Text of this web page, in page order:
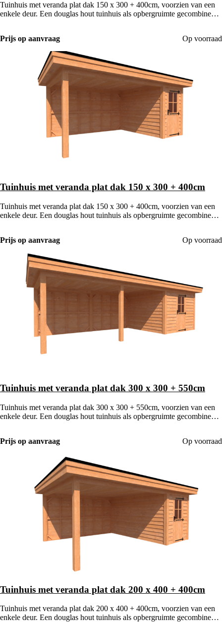
Tuinhuis met veranda plat dak 150 x 300 + 400cm, voorzien van een
enkele deur. Een douglas hout tuinhuis als opbergruimte gecombineerd
Prijs op aanvraag
Op voorraad
Tuinhuis met veranda plat dak 150 x 300 + 400cm
Tuinhuis met veranda plat dak 150 x 300 + 400cm, voorzien van een
enkele deur. Een douglas hout tuinhuis als opbergruimte gecombineerd
Prijs op aanvraag
Op voorraad
Tuinhuis met veranda plat dak 300 x 300 + 550cm
Tuinhuis met veranda plat dak 300 x 300 + 550cm, voorzien van een
enkele deur. Een douglas hout tuinhuis als opbergruimte gecombineerd
Prijs op aanvraag
Op voorraad
Tuinhuis met veranda plat dak 200 x 400 + 400cm
Tuinhuis met veranda plat dak 200 x 400 + 400cm, voorzien van een
enkele deur. Een douglas hout tuinhuis als opbergruimte gecombineerd